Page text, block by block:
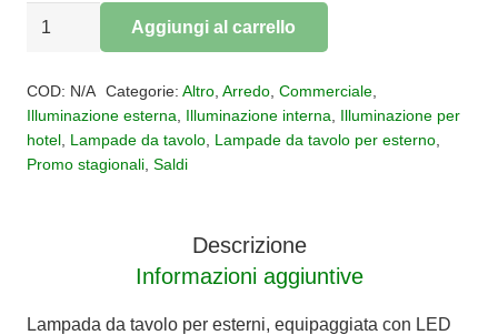
Lampada
per
esterni
ricaricabile
Aggiungi al carrello
COD: N/A Categorie: Altro, Arredo, Commerciale,
Illuminazione esterna
Illuminazione interna
Illuminazione per
hotel Lampade da tavolo Lampade da tavolo per esterno
Promo stagionali Saldi
Descrizione
Informazioni aggiuntive
Lampada da tavolo per esterni, equipaggiata con LED